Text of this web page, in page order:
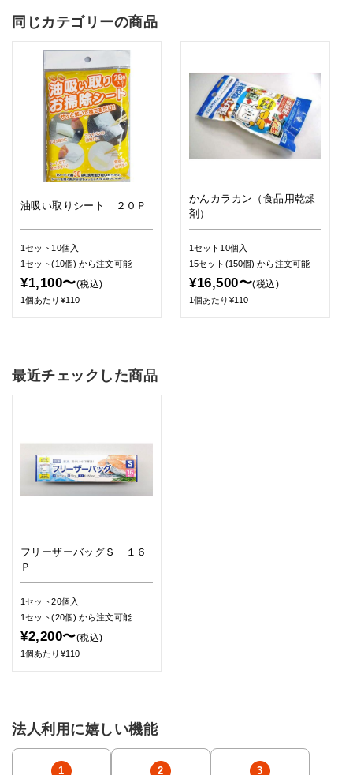
同じカテゴリーの商品
油吸い取りシート ２０Ｐ
1セット10個入
1セット(10個)から注文可能
¥1,100〜(税込)
1個あたり¥110
かんカラカン（食品用乾燥
剤）
1セット10個入
15セット(150個)から注文可能
¥16,500〜(税込)
1個あたり¥110
最近チェックした商品
フリーザーバッグＳ １６
Ｐ
1セット20個入
1セット(20個)から注文可能
¥2,200〜(税込)
1個あたり¥110
法人利用に嬉しい機能